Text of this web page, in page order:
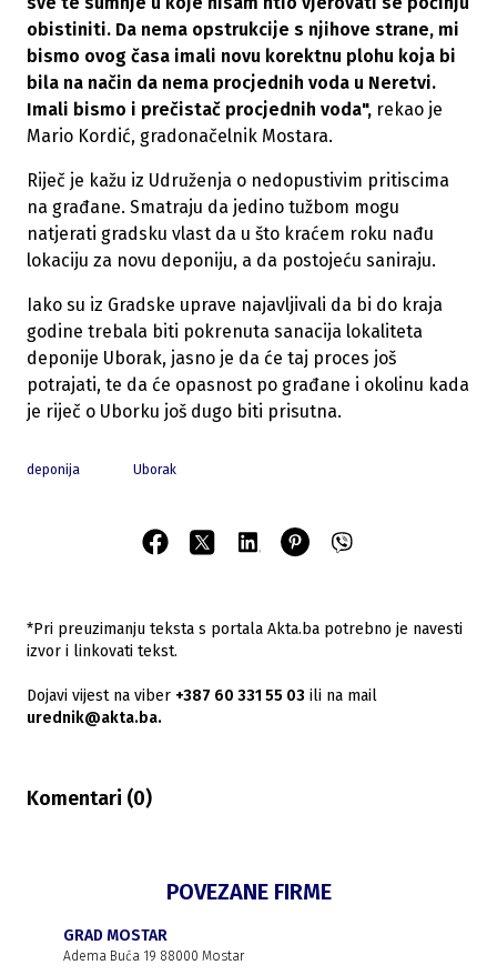
obistiniti. Da nema opstrukcije s njihove strane, mi
bismo ovog časa imali novu korektnu plohu koja bi
bila na način da nema procjednih voda u Neretvi.
Imali bismo i prečistač procjednih voda", rekao je
Mario Kordić, gradonačelnik Mostara.
Riječ je kažu iz Udruženja o nedopustivim pritiscima
na građane. Smatraju da jedino tužbom mogu
natjerati gradsku vlast da u što kraćem roku nađu
lokaciju za novu deponiju, a da postojeću saniraju.
Iako su iz Gradske uprave najavljivali da bi do kraja
godine trebala biti pokrenuta sanacija lokaliteta
deponije Uborak, jasno je da će taj proces još
potrajati, te da će opasnost po građane i okolinu kada
je riječ o Uborku još dugo biti prisutna.
deponija Uborak
*Pri preuzimanju teksta s portala Akta.ba potrebno je navesti
izvor i linkovati tekst.
Dojavi vijest na viber +387 60 331 55 03 ili na mail
urednik@akta.ba.
Komentari (0)
POVEZANE FIRME
GRAD MOSTAR
Adema Buća 19 88000 Mostar